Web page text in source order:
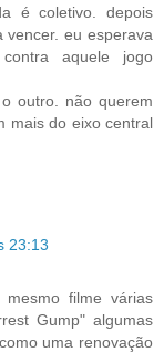
é coletivo. depois
eu esperava
aquele jogo
outro. não querem
mais do eixo central
23:13
filme várias
Gump" algumas
uma renovação